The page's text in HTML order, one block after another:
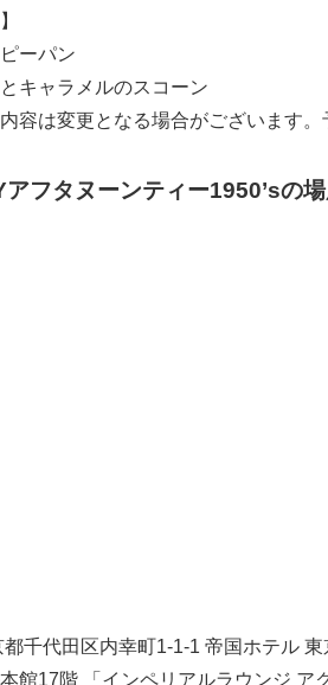
ーパン
キャラメルのスコーン
容は変更となる場合がございます。
フタヌーンティー1950’sの
千代田区内幸町1-1-1 帝国ホテル 東
館17階 「インペリアルラウンジ ア